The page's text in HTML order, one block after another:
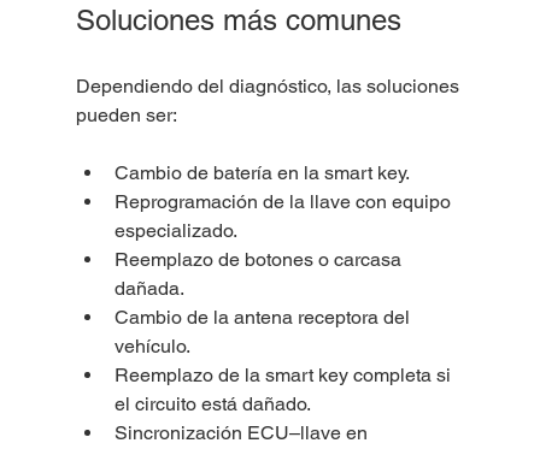
Soluciones más comunes
Dependiendo del diagnóstico, las soluciones
pueden ser:
Cambio de batería en la smart key.
Reprogramación de la llave con equipo
especializado.
Reemplazo de botones o carcasa
dañada.
Cambio de la antena receptora del
vehículo.
Reemplazo de la smart key completa si
el circuito está dañado.
Sincronización ECU–llave en